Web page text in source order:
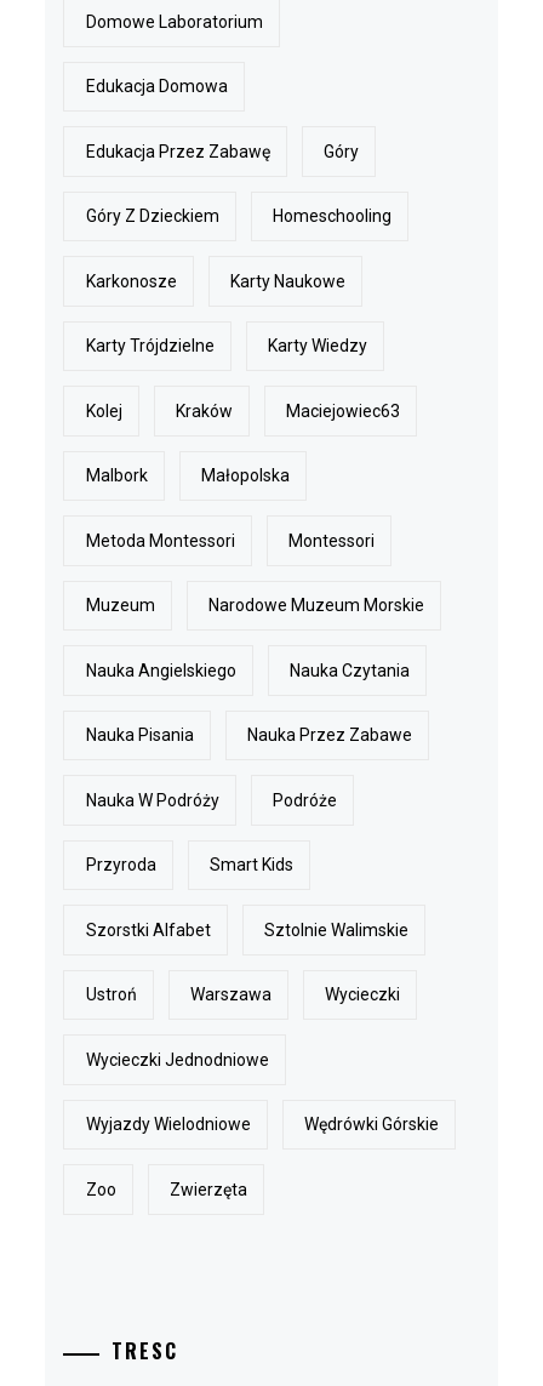
Domowe Laboratorium
Edukacja Domowa
Edukacja Przez Zabawę Góry
Góry Z Dzieckiem Homeschooling
Karkonosze Karty Naukowe
Karty Trójdzielne Karty Wiedzy
Kolej Kraków Maciejowiec63
Malbork Małopolska
Metoda Montessori Montessori
Muzeum Narodowe Muzeum Morskie
Nauka Angielskiego Nauka Czytania
Nauka Pisania Nauka Przez Zabawe
Nauka W Podróży Podróże
Przyroda Smart Kids
Szorstki Alfabet Sztolnie Walimskie
Ustroń Warszawa Wycieczki
Wycieczki Jednodniowe
Wyjazdy Wielodniowe Wędrówki Górskie
Zoo Zwierzęta
TRESC